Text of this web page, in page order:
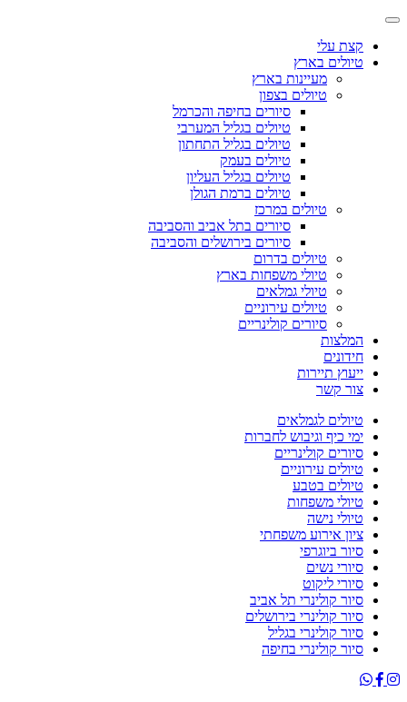
קצת עלי
טיולים בארץ
מעיינות בארץ
טיולים בצפון
סיורים בחיפה והכרמל
טיולים בגליל המערבי
טיולים בגליל התחתון
טיולים בעמק
טיולים בגליל העליון
טיולים ברמת הגולן
טיולים במרכז
סיורים בתל אביב והסביבה
סיורים בירושלים והסביבה
טיולים בדרום
טיולי משפחות בארץ
טיולי גמלאים
טיולים עירוניים
סיורים קולינריים
המלצות
חידונים
ייעוץ תיירות
צור קשר
טיולים לגמלאים
ימי כיף וגיבוש לחברות
סיורים קולינריים
טיולים עירוניים
טיולים בטבע
טיולי משפחות
טיולי נישה
ציון אירוע משפחתי
סיור ביוגרפי
סיורי נשים
סיורי ליקוט
סיור קולינרי תל אביב
סיור קולינרי בירושלים
סיור קולינרי בגליל
סיור קולינרי בחיפה